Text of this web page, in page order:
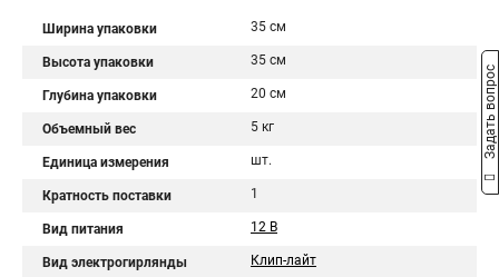
Ширина упаковки 35 см
Высота упаковки 35 см
Глубина упаковки 20 см
Объемный вес 5 кг
Единица измерения шт.
Кратность поставки 1
Вид питания 12 В
Вид электрогирлянды Клип-лайт
Задать вопрос